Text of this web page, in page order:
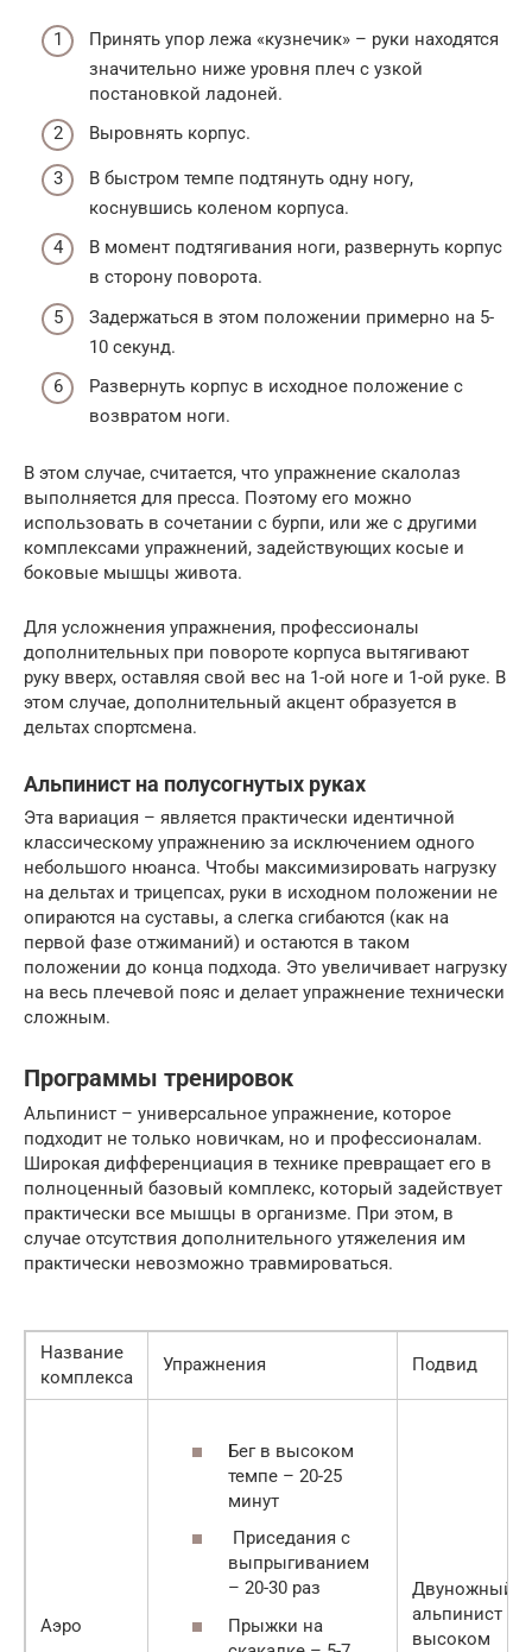
Принять упор лежа «кузнечик» – руки находятся
значительно ниже уровня плеч с узкой
постановкой ладоней.
Выровнять корпус.
В быстром темпе подтянуть одну ногу,
коснувшись коленом корпуса.
В момент подтягивания ноги, развернуть корпус
в сторону поворота.
Задержаться в этом положении примерно на 5-
10 секунд.
Развернуть корпус в исходное положение с
возвратом ноги.
В этом случае, считается, что упражнение скалолаз
выполняется для пресса. Поэтому его можно
использовать в сочетании с бурпи, или же с другими
комплексами упражнений, задействующих косые и
боковые мышцы живота.
Для усложнения упражнения, профессионалы
дополнительных при повороте корпуса вытягивают
руку вверх, оставляя свой вес на 1-ой ноге и 1-ой руке. В
этом случае, дополнительный акцент образуется в
дельтах спортсмена.
Альпинист на полусогнутых руках
Эта вариация – является практически идентичной
классическому упражнению за исключением одного
небольшого нюанса. Чтобы максимизировать нагрузку
на дельтах и трицепсах, руки в исходном положении не
опираются на суставы, а слегка сгибаются (как на
первой фазе отжиманий) и остаются в таком
положении до конца подхода. Это увеличивает нагрузку
на весь плечевой пояс и делает упражнение технически
сложным.
Программы тренировок
Альпинист – универсальное упражнение, которое
подходит не только новичкам, но и профессионалам.
Широкая дифференциация в технике превращает его в
полноценный базовый комплекс, который задействует
практически все мышцы в организме. При этом, в
случае отсутствия дополнительного утяжеления им
практически невозможно травмироваться.
Название
комплекса
Упражнения Подвид
Аэро
Бег в высоком
темпе – 20-25
минут
Приседания с
выпрыгиванием
– 20-30 раз
Прыжки на
Двуножный
альпинист в
высоком